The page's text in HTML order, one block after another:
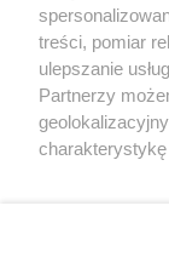
X
treści, pomiar
ulepszanie
Partnerzy